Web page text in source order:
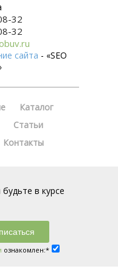
32
32
сайта - «SEO
Каталог
Статьи
Контакты
в курсе
ознакомлен:*